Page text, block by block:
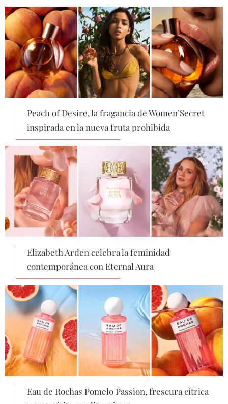
Peach of Desire, la fragancia de Women’Secret
inspirada en la nueva fruta prohibida
Elizabeth Arden celebra la feminidad
contemporánea con Eternal Aura
Eau de Rochas Pomelo Passion, frescura cítrica